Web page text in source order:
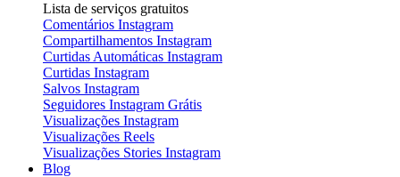
Lista de serviços gratuitos
Comentários Instagram
Compartilhamentos Instagram
Curtidas Automáticas Instagram
Curtidas Instagram
Salvos Instagram
Seguidores Instagram Grátis
Visualizações Instagram
Visualizações Reels
Visualizações Stories Instagram
Blog